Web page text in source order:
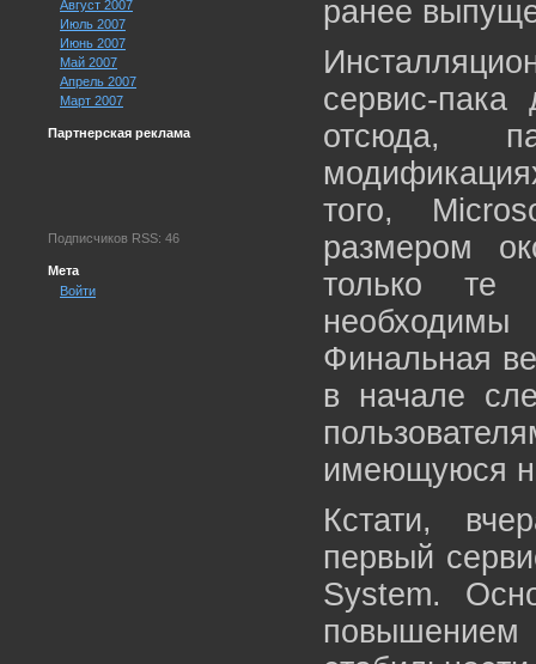
Август 2007
Июль 2007
Июнь 2007
Май 2007
Апрель 2007
Март 2007
Партнерская реклама
Подписчиков RSS: 46
Мета
Войти
ранее
сервис-
отсюда,
того,
размером
только те
Финальная
в начале
имеющуюся
Кстати,
первый
System.